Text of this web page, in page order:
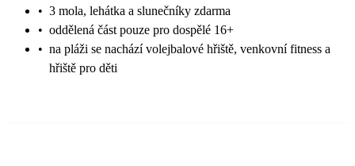
• 3 mola, lehátka a slunečníky zdarma
• oddělená část pouze pro dospělé 16+
• na pláži se nachází volejbalové hřiště, venkovní fitness a
hřiště pro děti